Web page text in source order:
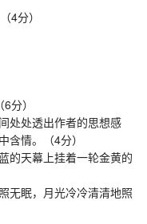
分）
）
处透出作者的思想感
含情。（4分）
天幕上挂着一轮金黄的
眠，月光冷冷清清地照